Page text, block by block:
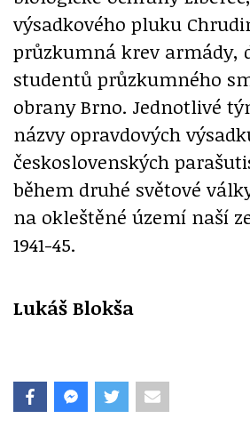
výsadkového pluku
průzkumná krev armády,
studentů průzkumného
obrany Brno. Jednotlivé
názvy opravdových
československých
během druhé světové
na okleštěné území naší
1941-45.
Lukáš Blokša